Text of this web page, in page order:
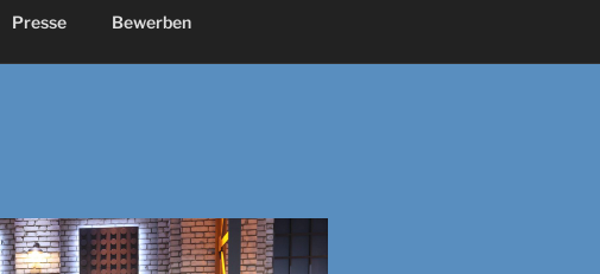
Presse Bewerben